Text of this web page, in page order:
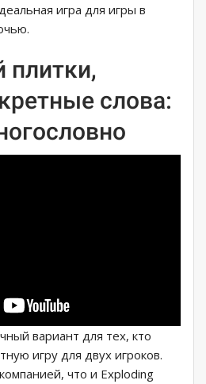
игра для игры в
слова:
вариант для тех, кто
игру для двух игроков.
что и Exploding